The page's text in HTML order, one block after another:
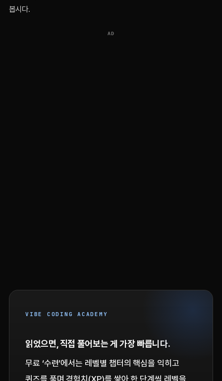
봅시다.
AD
VIBE CODING ACADEMY
읽었으면, 직접 풀어보는 게 가장 빠릅니다.
무료 ‘수련’에서는 레벨별 챕터의 핵심을 익히고
퀴즈를 풀며 경험치(XP)를 쌓아 한 단계씩 레벨을